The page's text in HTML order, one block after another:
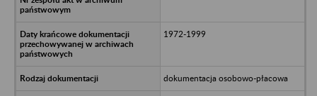
1972-1999
dokumentacja osobowo-płacowa